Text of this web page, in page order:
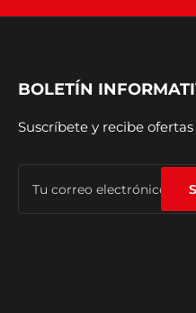
BOLETÍN
Suscríbete y recibe
correo